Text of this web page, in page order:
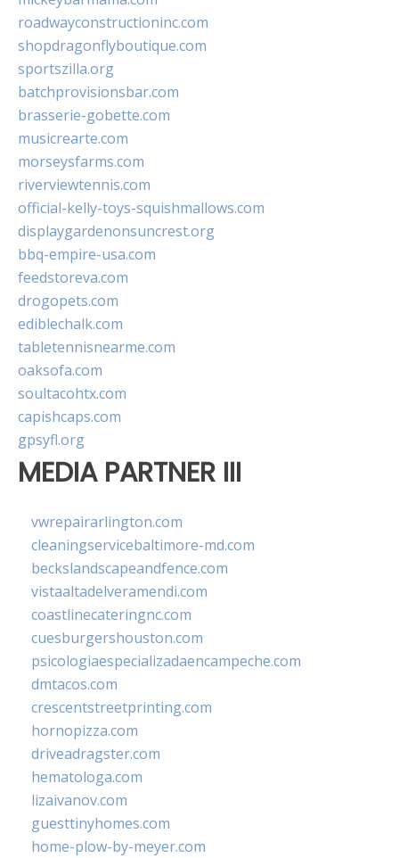
roadwayconstructioninc.com
shopdragonflyboutique.com
sportszilla.org
batchprovisionsbar.com
brasserie-gobette.com
musicrearte.com
morseysfarms.com
riverviewtennis.com
official-kelly-toys-squishmallows.com
displaygardenonsuncrest.org
bbq-empire-usa.com
feedstoreva.com
drogopets.com
ediblechalk.com
tabletennisnearme.com
oaksofa.com
soultacohtx.com
capishcaps.com
gpsyfl.org
MEDIA PARTNER III
vwrepairarlington.com
cleaningservicebaltimore-md.com
beckslandscapeandfence.com
vistaaltadelveramendi.com
coastlinecateringnc.com
cuesburgershouston.com
psicologiaespecializadaencampeche.com
dmtacos.com
crescentstreetprinting.com
hornopizza.com
driveadragster.com
hematologa.com
lizaivanov.com
guesttinyhomes.com
home-plow-by-meyer.com